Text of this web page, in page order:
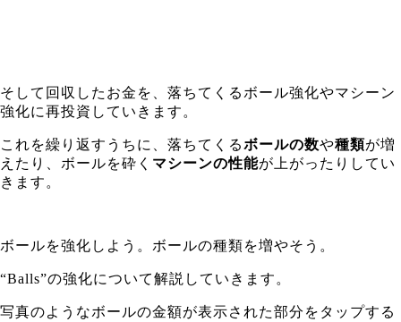
そして回収したお金を、落ちてくるボール強化やマシーン
強化に再投資していきます。
これを繰り返すうちに、落ちてくるボールの数や種類が増
えたり、ボールを砕く マシーンの性能が上がったりしてい
きます。
ボールを強化しよう。ボールの種類を増やそう。
“Balls”の強化について解説していきます。
写真のようなボールの金額が表示された部分をタップする